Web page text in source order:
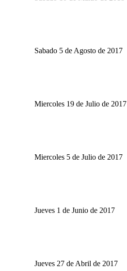
Sabado 5 de Agosto de 2017
Miercoles 19 de Julio de 2017
Miercoles 5 de Julio de 2017
Jueves 1 de Junio de 2017
Jueves 27 de Abril de 2017